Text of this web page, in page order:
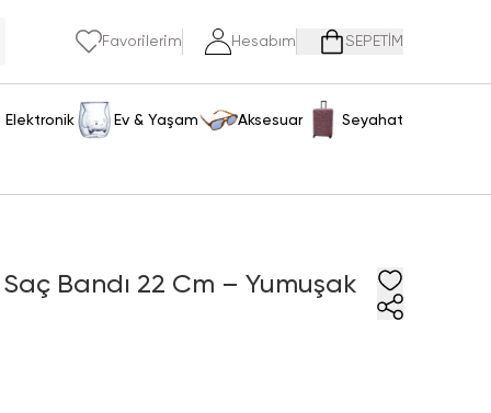
Favorilerim Hesabım SEPETİM
Elektronik Ev & Yaşam Aksesuar Seyahat
Bandı 22 Cm – Yumuşak